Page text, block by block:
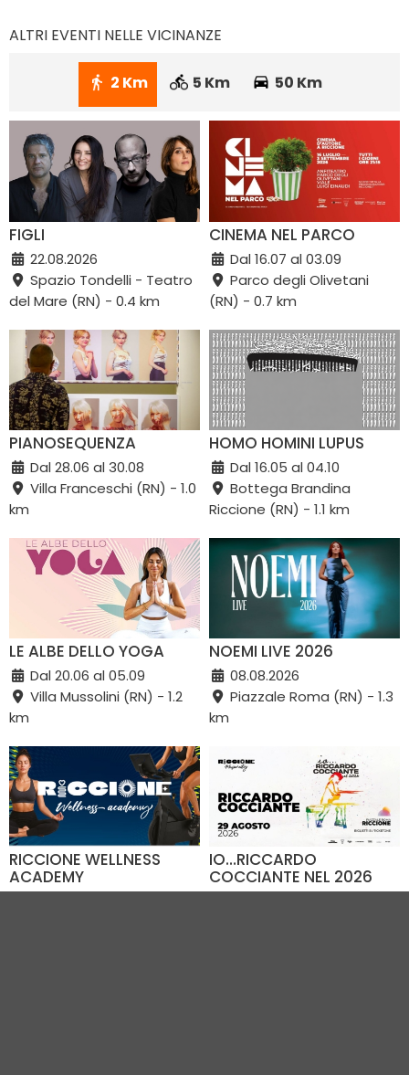
ALTRI EVENTI NELLE VICINANZE
2 Km 5 Km 50 Km
FIGLI
22.08.2026
Spazio Tondelli - Teatro
del Mare (RN) - 0.4 km
CINEMA NEL PARCO
Dal 16.07 al 03.09
Parco degli Olivetani
(RN) - 0.7 km
PIANOSEQUENZA
Dal 28.06 al 30.08
Villa Franceschi (RN) - 1.0
km
HOMO HOMINI LUPUS
Dal 16.05 al 04.10
Bottega Brandina
Riccione (RN) - 1.1 km
LE ALBE DELLO YOGA
Dal 20.06 al 05.09
Villa Mussolini (RN) - 1.2
km
NOEMI LIVE 2026
08.08.2026
Piazzale Roma (RN) - 1.3
km
RICCIONE WELLNESS
ACADEMY
IO…RICCARDO
COCCIANTE NEL 2026